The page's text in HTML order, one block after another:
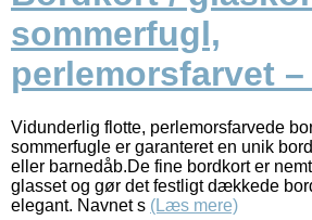
sommerfugl,
perlemorsfarvet –
Vidunderlig flotte, perlemorsfarvede
sommerfugle er garanteret en unik
eller barnedåb.De fine bordkort er
glasset og gør det festligt dækkede
elegant. Navnet s (Læs mere)